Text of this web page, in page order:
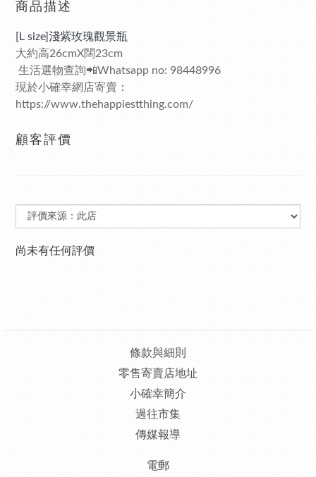
商品描述
[L size]淺紫玫瑰觀景瓶
大約高26cmX闊23cm
生活選物查詢📲Whatsapp no: 98448996
現於小確幸網店寄賣：
https://www.thehappiestthing.com/
顧客評價
尚未有任何評價
條款與細則
零售寄賣店地址
小確幸簡介
過往市集
傳媒報導
電郵